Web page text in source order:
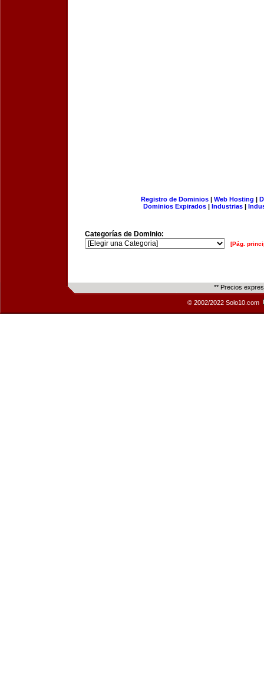
Registro de Dominios| Web Hosting |
Dominios Expirados | Industrias |
Categorías de Dominio:
[Pág.
** Precios
© 2002/2022 Solo10.com